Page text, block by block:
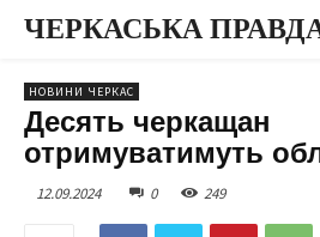
ЧЕРКАСЬКА
НОВИНИ ЧЕРКАС
Десять черкащан
отримуватимуть
12.09.2024 0 249